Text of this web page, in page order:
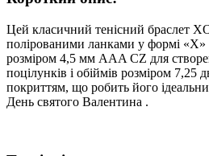
Цей класичний тенісний браслет
полірованими ланками у формі «Х»
розміром 4,5 мм AAA CZ для
поцілунків і обіймів розміром 7,25
покриттям, що робить його
День святого Валентина .